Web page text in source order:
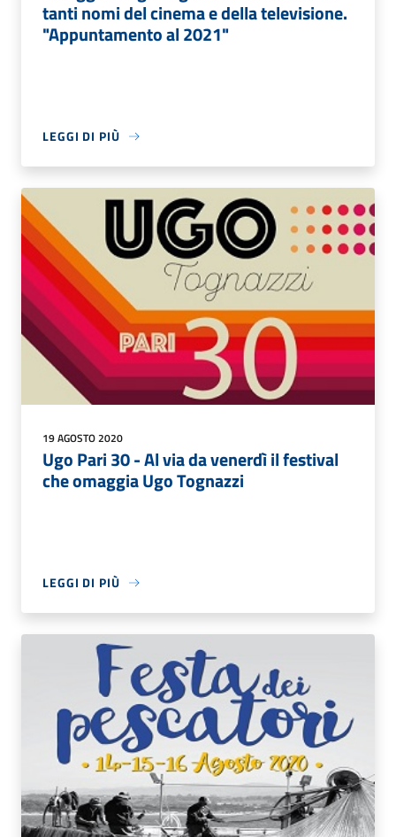
tanti nomi del cinema e della televisione.
"Appuntamento al 2021"
LEGGI DI PIÙ
19 AGOSTO 2020
Ugo Pari 30 - Al via da venerdì il festival
che omaggia Ugo Tognazzi
LEGGI DI PIÙ